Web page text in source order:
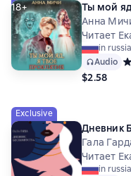
18+
Ты мой
Анна
Читает
in
Audio
$2.58
Exclusive
Дневник
Гала
Читает
in